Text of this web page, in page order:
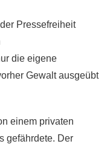
Pressefreiheit
die eigene
Gewalt ausgeübt
einem privaten
gefährdete. Der